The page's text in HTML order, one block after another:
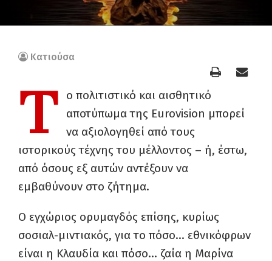
Κατιούσα
Τ
ο πολιτιστικό και αισθητικό
αποτύπωμα της Eurovision μπορεί
να αξιολογηθεί από τους
ιστορικούς τέχνης του μέλλοντος – ή, έστω,
από όσους εξ αυτών αντέξουν να
εμβαθύνουν στο ζήτημα.
Ο εγχώριος ορυμαγδός επίσης, κυρίως
σοσιαλ-μιντιακός, για το πόσο… εθνικόφρων
είναι η Κλαυδία και πόσο… ζαία η Μαρίνα